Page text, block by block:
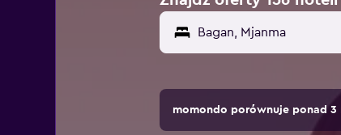
momondo porównuje ponad 3